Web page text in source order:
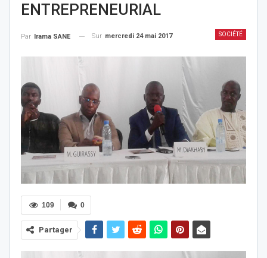
ENTREPRENEURIAL
SOCIÉTÉ
Par Irama SANE Sur mercredi 24 mai 2017
0
109
Partager